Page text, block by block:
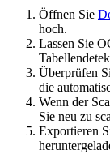
Öffnen Sie
hoch.
Lassen Sie
Überprüfen
die
Wenn der
Sie neu zu
Exportieren